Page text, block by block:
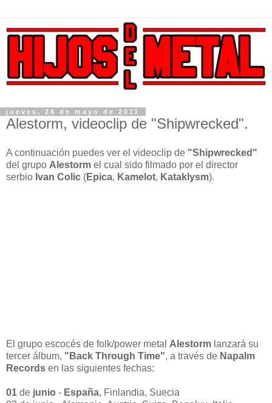
jueves, 26 de mayo de 2011
Alestorm, videoclip de "Shipwrecked".
A continuación puedes ver el videoclip de "Shipwrecked"
del grupo Alestorm el cual sido filmado por el director
serbio Ivan Colic (Epica, Kamelot, Kataklysm).
El grupo escocés de folk/power metal Alestorm lanzará su
tercer álbum, "Back Through Time", a través de Napalm
Records en las siguientes fechas:
01 de junio - España, Finlandia, Suecia